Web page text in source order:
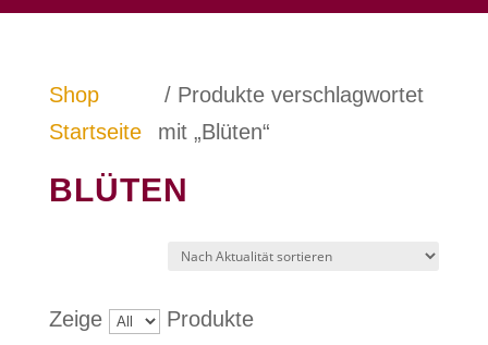
Shop
Startseite
/ Produkte verschlagwortet
mit „Blüten“
BLÜTEN
Zeige Produkte